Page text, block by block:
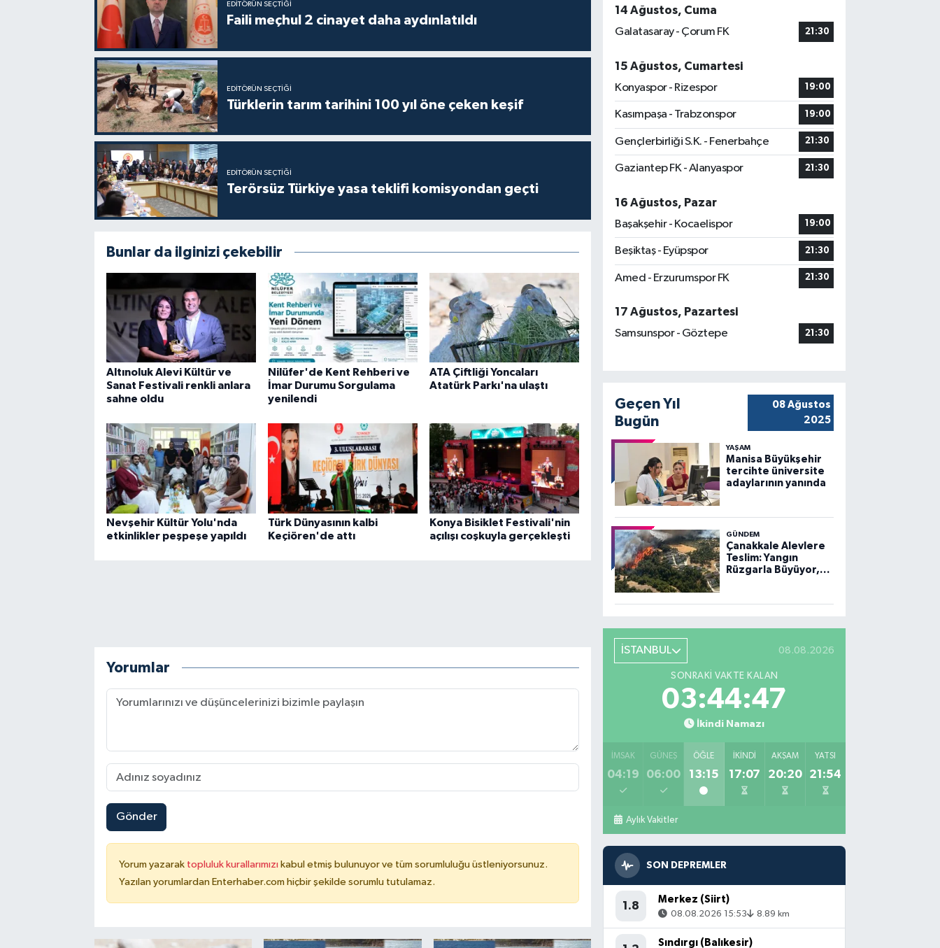
EDITÖRÜN SEÇTIĞI
Faili meçhul 2 cinayet daha aydınlatıldı
EDITÖRÜN SEÇTIĞI
Türklerin tarım tarihini 100 yıl öne çeken keşif
EDITÖRÜN SEÇTIĞI
Terörsüz Türkiye yasa teklifi komisyondan geçti
Bunlar da ilginizi çekebilir
Altınoluk Alevi Kültür ve
Sanat Festivali renkli anlara
sahne oldu
Nilüfer'de Kent Rehberi ve
İmar Durumu Sorgulama
yenilendi
ATA Çiftliği Yoncaları
Atatürk Parkı'na ulaştı
Nevşehir Kültür Yolu'nda
etkinlikler peşpeşe yapıldı
Türk Dünyasının kalbi
Keçiören'de attı
Konya Bisiklet Festivali'nin
açılışı coşkuyla gerçekleşti
Yorumlar
Gönder
Yorum yazarak topluluk kurallarımızı kabul etmiş bulunuyor ve tüm sorumluluğu üstleniyorsunuz.
Yazılan yorumlardan Enterhaber.com hiçbir şekilde sorumlu tutulamaz.
14 Ağustos, Cuma
Galatasaray - Çorum FK
21:30
15 Ağustos, Cumartesi
Konyaspor - Rizespor
19:00
Kasımpaşa - Trabzonspor 19:00
Gençlerbirliği S.K. - Fenerbahçe 21:30
Gaziantep FK - Alanyaspor 21:30
16 Ağustos, Pazar
Başakşehir - Kocaelispor
19:00
Beşiktaş - Eyüpspor 21:30
Amed - Erzurumspor FK 21:30
17 Ağustos, Pazartesi
Samsunspor - Göztepe
21:30
Geçen Yıl
Bugün
08 Ağustos
2025
YAŞAM
Manisa Büyükşehir
tercihte üniversite
adaylarının yanında
GÜNDEM
Çanakkale Alevlere
Teslim: Yangın
Rüzgarla Büyüyor,
İSTANBUL 08.08.2026
SONRAKI VAKTE KALAN
03:44:46
İkindi Namazı
İMSAK
04:19
GÜNEŞ
06:00
ÖĞLE
13:15
İKINDI
17:07
AKŞAM
20:20
YATSI
21:54
Aylık Vakitler
SON DEPREMLER
1.8
Merkez (Siirt)
08.08.2026 15:53 8.89 km
Sındırgı (Balıkesir)